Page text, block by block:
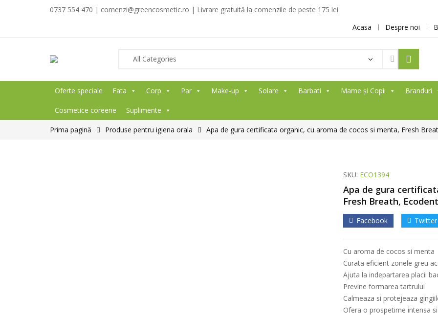
0737 554 470 | comenzi@greencosmetic.ro | Livrare gratuită la comenzile de peste 175 lei
Acasa
Despre noi
Oferte speciale Fata Corp Par Make-up Solare Barbati Mame și Copii Branduri
Cosmetice coreene Suplimente
Prima pagină Produse pentru igiena orala Apa de gura certificata organic, cu aroma de cocos si menta, Fresh
SKU: ECO1394
Apa de gura
Fresh Breath,
Facebook Twitter
Cu aroma de cocos si menta
Curata eficient zonele greu
Ajuta la indepartarea placii
Previne formarea tartrului
Calmeaza si protejeaza
Ofera o prospetime intensa